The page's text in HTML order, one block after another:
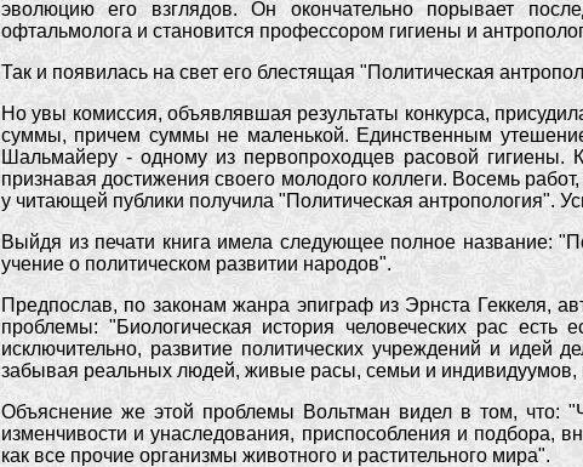
эволюцию его взглядов. Он окончательно порывает
офтальмолога и становится профессором гигиены и
Так и появилась на свет его блестящая "Политическая
Но увы комиссия, объявлявшая результаты конкурса,
суммы, причем суммы не маленькой. Единственным
Шальмайеру - одному из первопроходцев расовой гигиены.
признавая достижения своего молодого коллеги. Восемь
у читающей публики получила "Политическая антропология".
Выйдя из печати книга имела следующее полное название:
учение о политическом развитии народов".
Предпослав, по законам жанра эпиграф из Эрнста Геккеля,
проблемы: "Биологическая история человеческих рас
исключительно, развитие политических учреждений и идей
забывая реальных людей, живые расы, семьи и индивидуумов,
Объяснение же этой проблемы Вольтман видел в том, что:
изменчивости и унаследования, приспособления и подбора,
как все прочие организмы животного и растительного мира".